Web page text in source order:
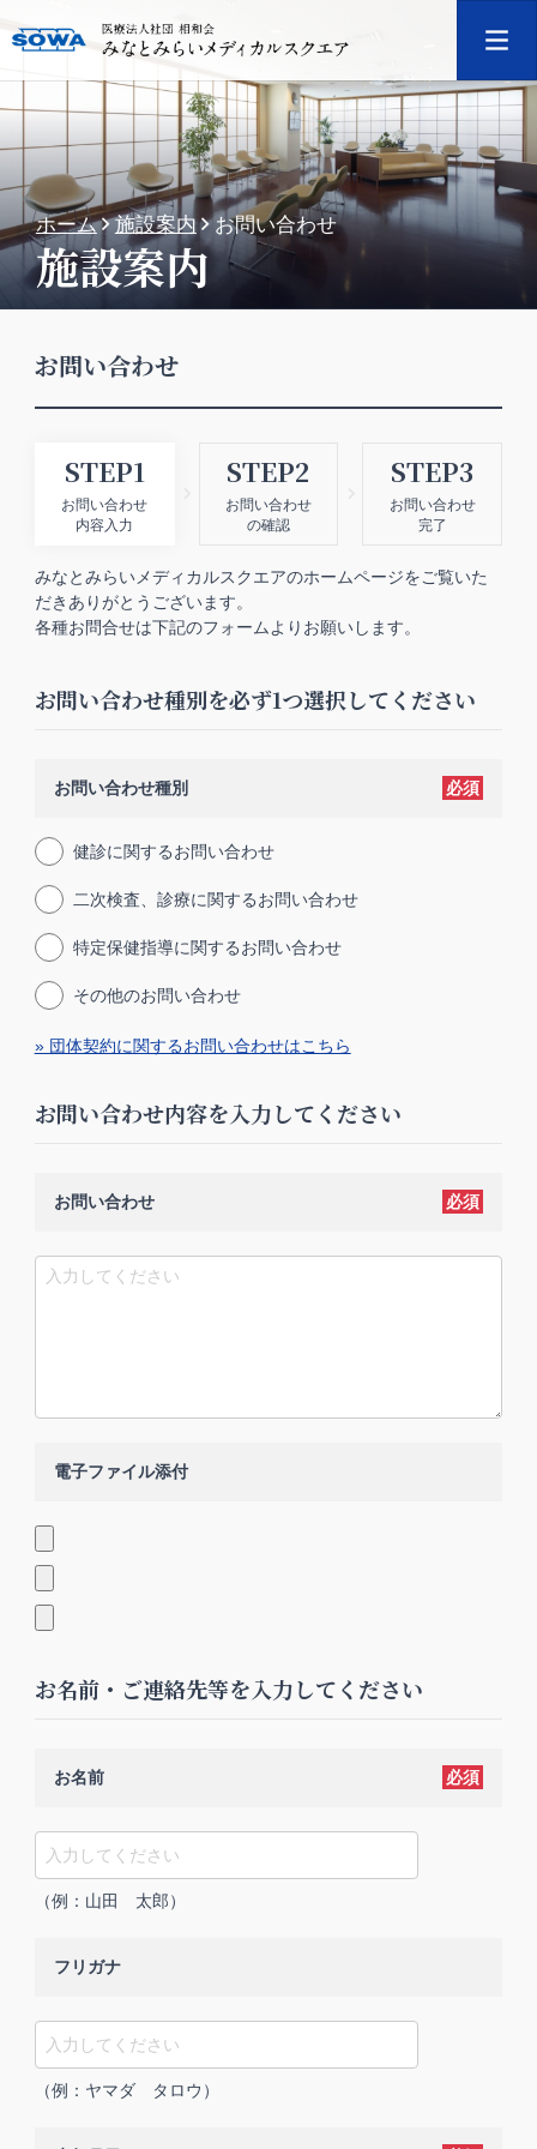
ホーム 施設案内 お問い合わせ
施設案内
お問い合わせ
STEP1
お問い合わせ
内容入力
STEP2
お問い合わせ
の確認
STEP3
お問い合わせ
完了
みなとみらいメディカルスクエアのホームページをご覧いた
だきありがとうございます。
各種お問合せは下記のフォームよりお願いします。
お問い合わせ種別を必ず1つ選択してください
お問い合わせ種別 必須
健診に関するお問い合わせ
二次検査、診療に関するお問い合わせ
特定保健指導に関するお問い合わせ
その他のお問い合わせ
» 団体契約に関するお問い合わせはこちら
お問い合わせ内容を入力してください
お問い合わせ 必須
電子ファイル添付
お名前・ご連絡先等を入力してください
お名前 必須
（例：山田 太郎）
フリガナ
（例：ヤマダ タロウ）